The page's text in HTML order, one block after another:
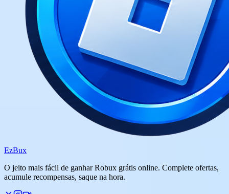
EzBux
O jeito mais fácil de ganhar Robux grátis online. Complete ofertas,
acumule recompensas, saque na hora.